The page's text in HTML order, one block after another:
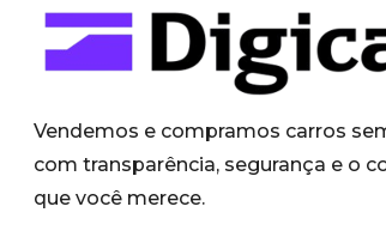
Vendemos e compramos carros
com transparência, segurança e o
que você merece.